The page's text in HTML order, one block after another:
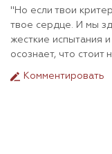
"Но если твои
твое сердце. И мы
жесткие испытания
осознает, что стоит
Комментировать